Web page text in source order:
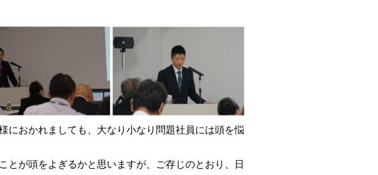
におかれましても、大なり小なり問題社員には頭を悩
とが頭をよぎるかと思いますが、ご存じのとおり、日